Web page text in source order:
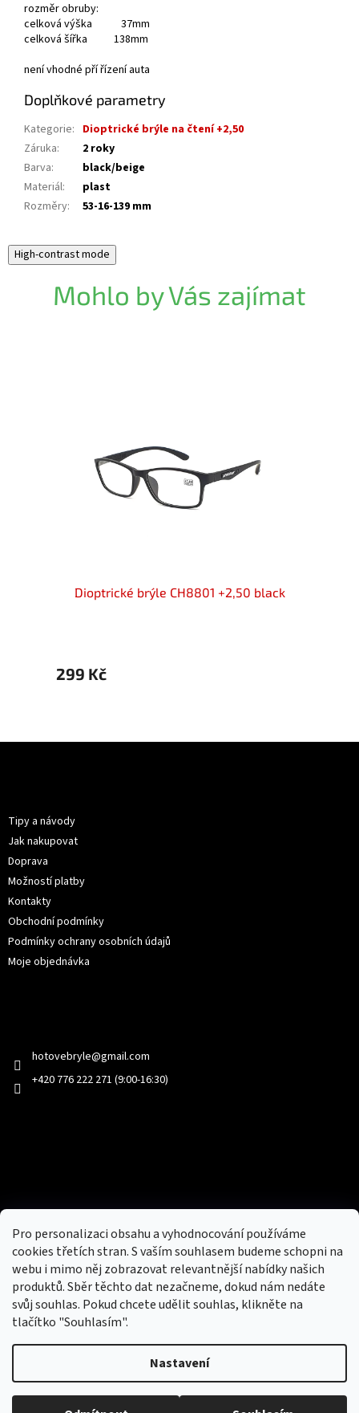
Pro personalizaci obsahu a vyhodnocování používáme
cookies třetích stran. S vaším souhlasem budeme schopni na
webu i mimo něj zobrazovat relevantnější nabídky našich
produktů. Sběr těchto dat nezačneme, dokud nám nedáte
svůj souhlas. Pokud chcete udělit souhlas, klikněte na
tlačítko "Souhlasím".
Nastavení
rozměr obruby:
celková výška 37mm
celková šířka 138mm
není vhodné pří řízení auta
Doplňkové parametry
Kategorie: Dioptrické brýle na čtení +2,50
Záruka:
2 roky
Barva:
black/beige
Materiál:
plast
Rozměry: 53-16-139 mm
High-contrast mode
Mohlo by Vás zajímat
Dioptrické brýle CH8801 +2,50 black
299 Kč
Tipy a návody
Jak nakupovat
Doprava
Možností platby
Kontakty
Obchodní podmínky
Podmínky ochrany osobních údajů
Moje objednávka
hotovebryle@gmail.com
+420 776 222 271 (9:00-16:30)
Nový obchod s batohy, cestovními zavazadly, tašky a peněženky